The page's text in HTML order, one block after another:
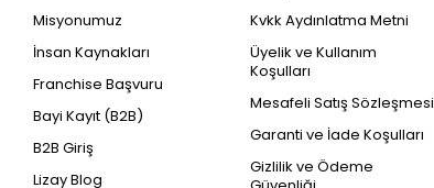
Misyonumuz
İnsan Kaynakları
Franchise Başvuru
Bayi Kayıt (B2B)
B2B Giriş
Lizay Blog
Kvkk Aydınlatma Metni
Üyelik ve Kullanım
Koşulları
Mesafeli Satış Sözleşmesi
Garanti ve İade Koşulları
Gizlilik ve Ödeme